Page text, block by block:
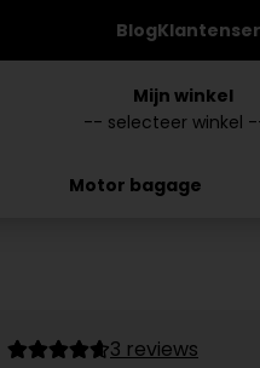
Blog
Mijn winkel
Motor bagage
3 reviews